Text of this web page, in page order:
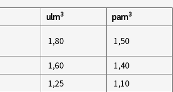
ulm3 pam3
1,80 1,50
1,60
1,40
1,25
1,10